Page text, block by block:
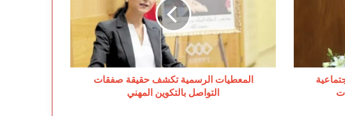
صفقات
التواصل
المهني
المعطيات الرسمية تكشف حقيقة صفقات
التواصل بالتكوين المهني